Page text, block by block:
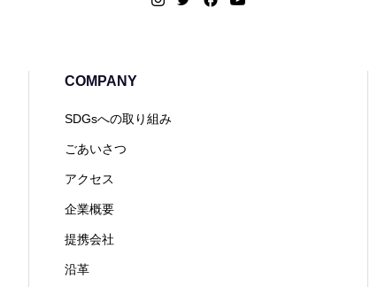
COMPANY
SDGsへの取り組み
ごあいさつ
アクセス
企業概要
提携会社
沿革